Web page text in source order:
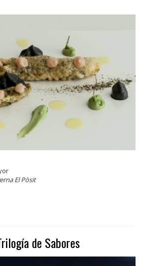
El Pòsit
de Sabores